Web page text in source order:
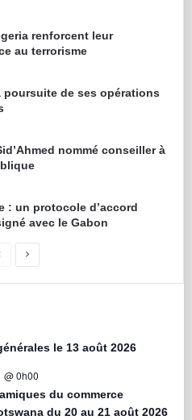
renforcent leur
au terrorisme
poursuite de ses opérations
nommé conseiller à
: un protocole d’accord
avec le Gabon
le 13 août 2026
@ 0h00
du commerce
du 20 au 21 août 2026